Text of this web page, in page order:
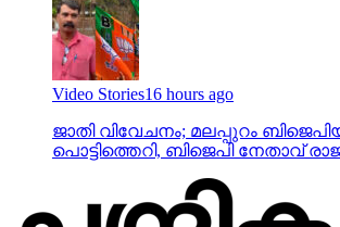
Video Stories16 hours ago
ജാതി വിവേചനം; മലപ്പുറം
പൊട്ടിത്തെറി, ബിജെപി നേതാവ്